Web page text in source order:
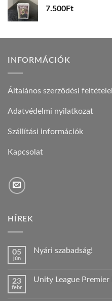
7.500Ft
INFORMÁCIÓK
Általános szerződési
Adatvédelmi nyilatkozat
Szállítási információk
Kapcsolat
HÍREK
05
jún
Nyári szabadság!
Nyári
23
febr
Unity League Premier